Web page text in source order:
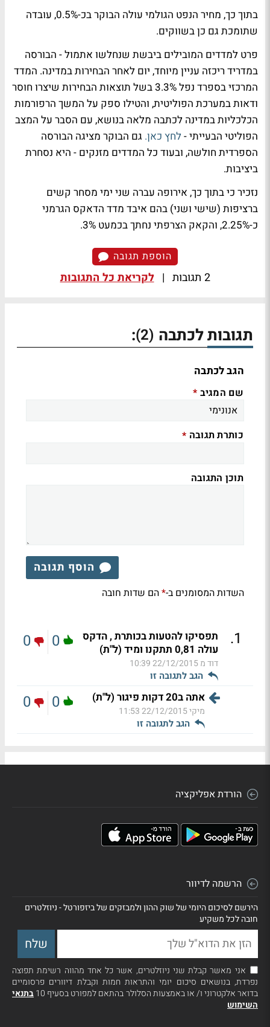
בתוך כך, מחיר הנפט הגולמי עולה הבוקר בכ-0.5%, עובדה
שתומכת גם כן בשווקים.
פרט למדדים המובילים ביבשת שנחלשו אתמול - הבורסה
במדריד ריכזה עניין מיוחד, יום לאחר הבחירות במדינה. המדד
המרכזי בספרד נפל 3.3% בשל תוצאות הבחירות שיצרו חוסר
ודאות במערכת הפוליטית, והטילו ספק על המשך הרפורמות
הכלכליות במדינה לכתבה מלאה בנושא, עם הסבר על המצב
הפוליטי הבעייתי - לחץ כאן. גם הבוקר מציגה הבורסה
הספרדית חולשה, ובעוד כל המדדים מזנקים - היא נסחרת
ביציבות.
נזכיר כי בתוך כך, אירופה עברה שני ימי מסחר קשים
ברציפות (שישי ושני) בהם איבד מדד הדאקס הגרמני
כ-2.25%, והקאק הצרפתי נחתך בכמעט 3%.
הוספת תגובה
2 תגובות | לקריאת כל התגובות
תגובות לכתבה (2)
:
הגב לכתבה
שם המגיב *
כותרת תגובה *
תוכן התגובה
הוסף תגובה
השדות המסומנים ב-*הם שדות חובה
1
.
תפסיקו להטעות בכותרת , הדקס
עולה 0,81 תתקנו ומיד (ל"ת)
דוד מ22/12/2015 10:39
הגב לתגובה זו
0
0
אתה ב20 דקות פיגור (ל"ת)
מיקי22/12/2015 11:53
הגב לתגובה זו
0
0
הורדת אפליקציה
הרשמה לדיוור
הירשם לסיכום היומי של שוק ההון ולמבזקים של ביזפורטל - ניוזלטרים
חובה לכל משקיע
אני מאשר קבלת שני ניוזלטרים, אשר כל אחד מהווה רשימת תפוצה
נפרדת, בנושאים סיכום יומי והתראות חמות וקבלת דיוורים פרסומיים
בדואר אלקטרוני ו/ או באמצעות הסלולר בהתאם למפורט בסעיף 10
בתנאי
השימוש